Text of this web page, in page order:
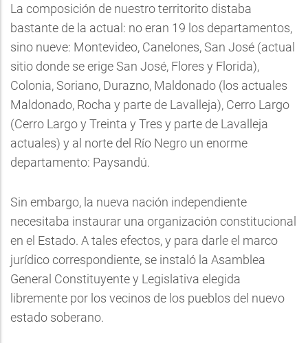
La composición de nuestro territorito distaba
bastante de la actual: no eran 19 los departamentos,
sino nueve: Montevideo, Canelones, San José (actual
sitio donde se erige San José, Flores y Florida),
Colonia, Soriano, Durazno, Maldonado (los actuales
Maldonado, Rocha y parte de Lavalleja), Cerro Largo
(Cerro Largo y Treinta y Tres y parte de Lavalleja
actuales) y al norte del Río Negro un enorme
departamento: Paysandú.
Sin embargo, la nueva nación independiente
necesitaba instaurar una organización constitucional
en el Estado. A tales efectos, y para darle el marco
jurídico correspondiente, se instaló la Asamblea
General Constituyente y Legislativa elegida
libremente por los vecinos de los pueblos del nuevo
estado soberano.